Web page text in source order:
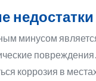
минусом
коррозия в